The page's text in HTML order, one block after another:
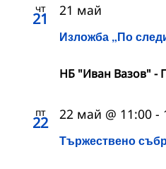
чт
21
Изложба „По
21 май
НБ "Иван Вазов" -
пт
22
Тържествено
22 май @ 11:00 -